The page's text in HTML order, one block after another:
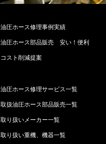
油圧ホース修理事例実績
油圧ホース部品販売 安い！便利
コスト削減提案
油圧ホース修理サービス一覧
取扱油圧ホース部品販売一覧
取り扱いメーカー一覧
取り扱い重機、機器一覧